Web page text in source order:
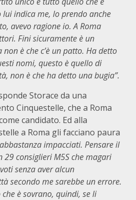
lui indica me, lo prendo anche
avevo ragione io. A Roma
Fini sicuramente è un
è che c’è un patto. Ha detto
nomi, questo è quello di
non è che ha detto una bugia”.
Storace da una
Cinquestelle, che a Roma
candidato. Ed alla
a Roma gli facciano paura
impacciati. Pensare il
29 consiglieri M5S che magari
senza aver alcun
secondo me sarebbe un errore.
è sovrano, quindi, se li